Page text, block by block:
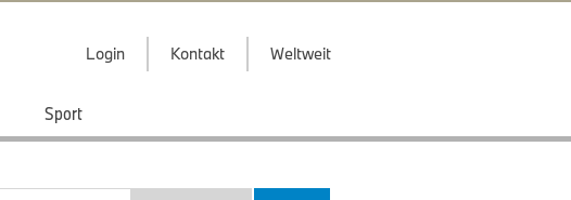
Login Kontakt Weltweit
Sport